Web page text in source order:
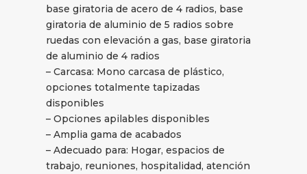
base giratoria de acero de 4 radios, base
giratoria de aluminio de 5 radios sobre
ruedas con elevación a gas, base giratoria
de aluminio de 4 radios
– Carcasa: Mono carcasa de plástico,
opciones totalmente tapizadas
disponibles
– Opciones apilables disponibles
– Amplia gama de acabados
– Adecuado para: Hogar, espacios de
trabajo, reuniones, hospitalidad, atención